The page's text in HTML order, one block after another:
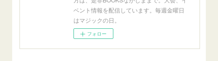
ベント情報を配信しています。毎週金曜日
はマジックの日。
フォロー